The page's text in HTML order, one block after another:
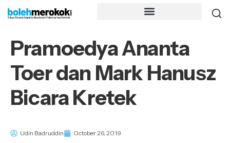
Pramoedya Ananta
Toer dan Mark Hanusz
Bicara Kretek
Udin Badruddin October 26, 2019